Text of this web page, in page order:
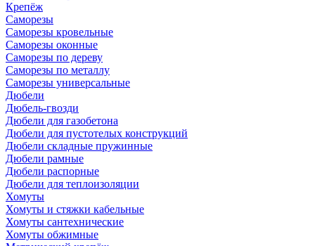
Крепёж
Саморезы
Саморезы кровельные
Саморезы оконные
Саморезы по дереву
Саморезы по металлу
Саморезы универсальные
Дюбели
Дюбель-гвозди
Дюбели для газобетона
Дюбели для пустотелых конструкций
Дюбели складные пружинные
Дюбели рамные
Дюбели распорные
Дюбели для теплоизоляции
Хомуты
Хомуты и стяжки кабельные
Хомуты сантехнические
Хомуты обжимные